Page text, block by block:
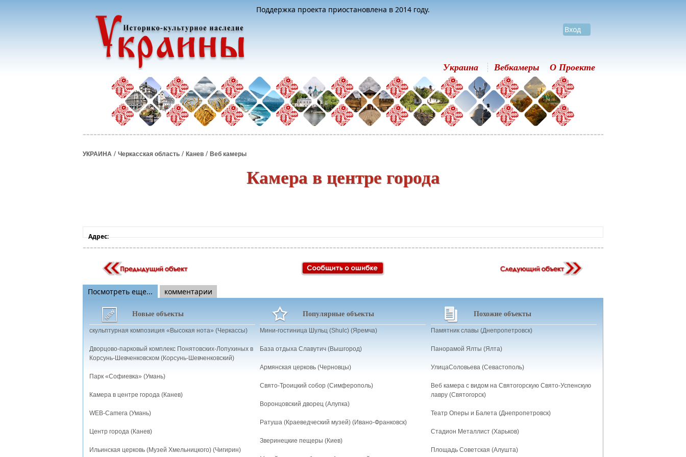
Поддержка проекта приостановлена в 2014 году.
Вход
Украина Вебкамеры О Проекте
УКРАИНА / Черкасская область / Канев / Веб камеры
Камера в центре города
Адрес:
Посмотреть еще... комментарии
Новые объекты Популярные объекты Похожие объекты
скульптурная композиция «Высокая нота» (Черкассы)
Дворцово-парковый комплекс Понятовских-Лопухиных в
Корсунь-Шевченковском (Корсунь-Шевченковский)
Парк «Софиевка» (Умань)
Камера в центре города (Канев)
WEB-Camera (Умань)
Центр города (Канев)
Ильинская церковь (Музей Хмельницкого) (Чигирин)
Мини-гостиница Шульц (Shulc) (Яремча)
База отдыха Славутич (Вышгород)
Армянская церковь (Черновцы)
Свято-Троицкий собор (Симферополь)
Воронцовский дворец (Алупка)
Ратуша (Краеведческий музей) (Ивано-Франковск)
Зверинецкие пещеры (Киев)
Памятник славы (Днепропетровск)
Панорамой Ялты (Ялта)
УлицаСоловьева (Севастополь)
Веб камера с видом на Святогорскую Свято-Успенскую
лавру (Святогорск)
Театр Оперы и Балета (Днепропетровск)
Стадион Металлист (Харьков)
Площадь Советская (Алушта)